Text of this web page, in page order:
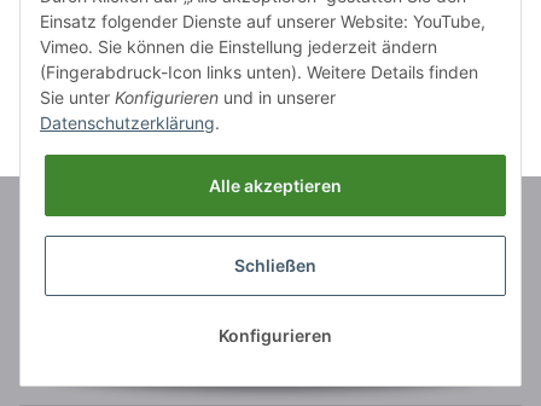
Informationen
Einsatz folgender Dienste auf unserer Website: YouTube,
Vimeo. Sie können die Einstellung jederzeit ändern
(Fingerabdruck-Icon links unten). Weitere Details finden
Sie unter Konfigurieren und in unserer
Datenschutzerklärung.
Alle akzeptieren
Schließen
Konfigurieren